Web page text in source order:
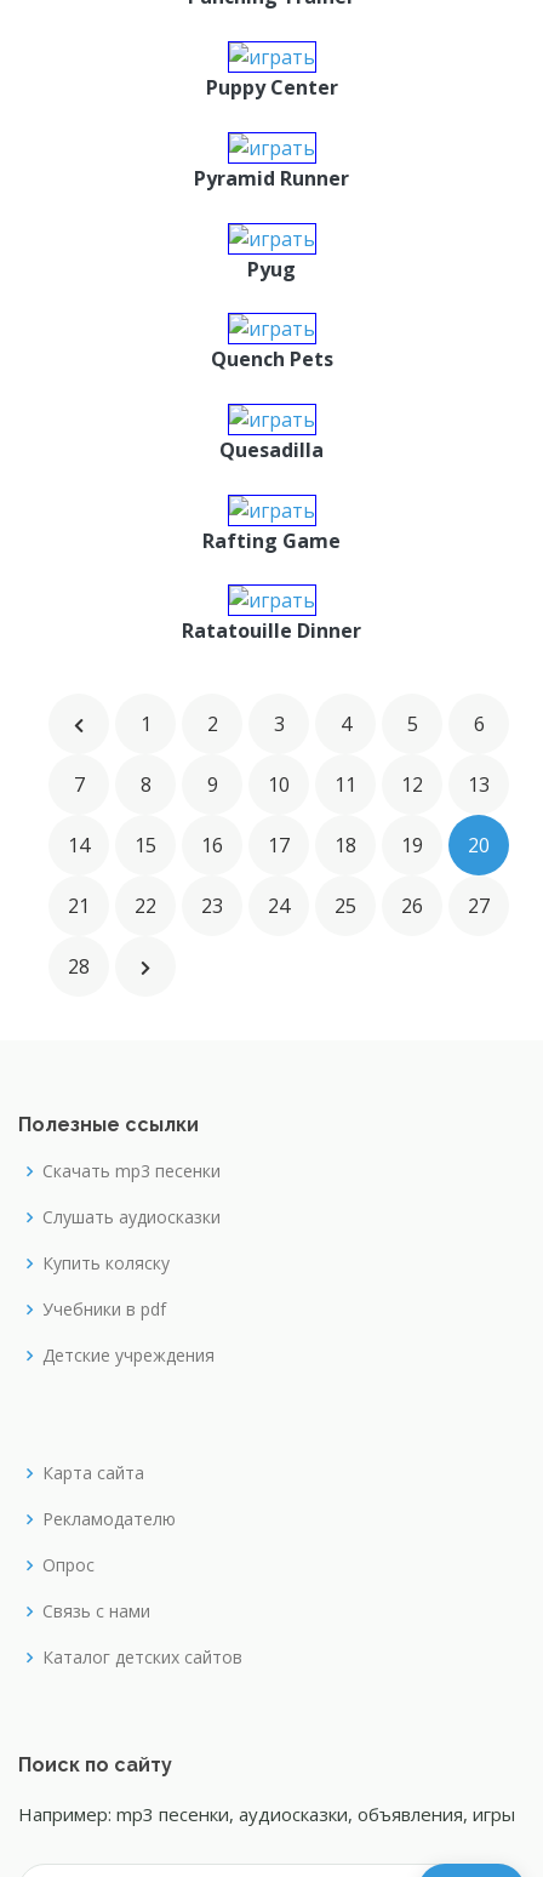
Puppy Center
Pyramid Runner
Pyug
Quench Pets
Quesadilla
Rafting Game
Ratatouille Dinner
1 2 3 4 5 6
7 8 9 10 11 12 13
14 15 16 17 18 19 20
21 22 23 24 25 26 27
28
Полезные ссылки
Скачать mp3 песенки
Слушать аудиосказки
Купить коляску
Учебники в pdf
Детские учреждения
Карта сайта
Рекламодателю
Опрос
Связь с нами
Каталог детских сайтов
Поиск по сайту
Например: mp3 песенки, аудиосказки, объявления, игры